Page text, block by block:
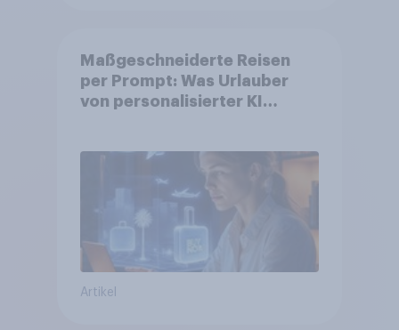
Maßgeschneiderte Reisen
per Prompt: Was Urlauber
von personalisierter KI
bereits genutzt werden
Artikel